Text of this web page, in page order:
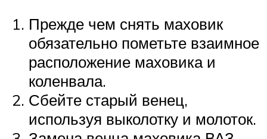
Прежде чем снять маховик
обязательно пометьте взаимное
расположение маховика и
коленвала.
Сбейте старый венец,
используя выколотку и молоток.